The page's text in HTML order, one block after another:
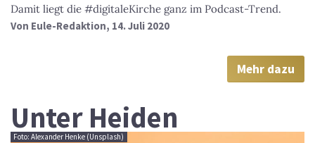
Damit liegt die #digitaleKirche ganz im Podcast-Trend.
Von Eule-Redaktion, 14. Juli 2020
Mehr dazu
Unter Heiden
Foto: Alexander Henke (Unsplash)